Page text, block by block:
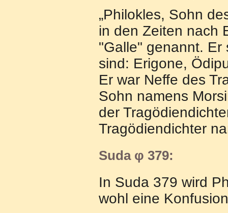
„Philokles, Sohn
in den Zeiten nach
"Galle" genannt. Er
sind: Erigone,
Er war Neffe des
Sohn namens
der
Tragödiendichter
Suda φ 379:
In Suda 379 wird
wohl eine